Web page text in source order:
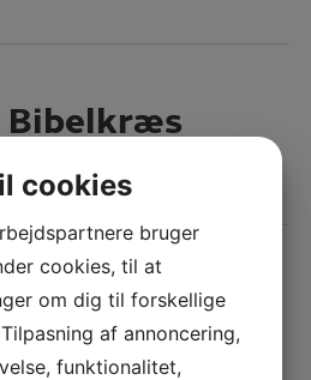
Bibelkræs
af Løsning IMU
Bibelkræs
af Kirsten Østerby, fra Ordet og
cookies
bruger
cookies, til at
om dig til forskellige
af annoncering,
funktionalitet,